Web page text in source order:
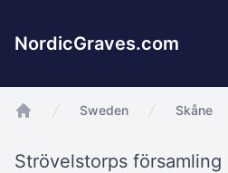
NordicGraves.com
Sweden Skåne
Strövelstorps församling